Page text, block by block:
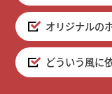
オリジナルの
どういう風に